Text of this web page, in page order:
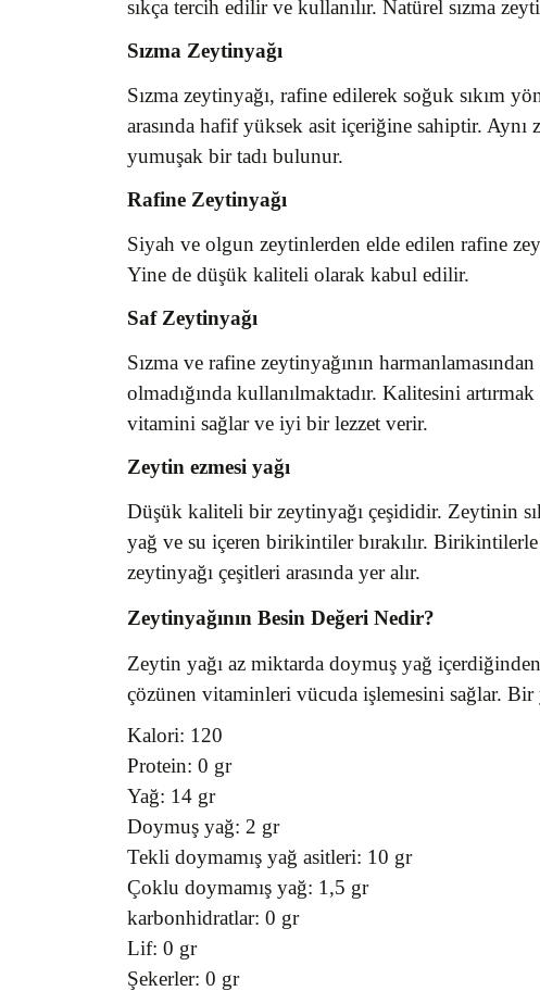
sıkça tercih edilir ve kullanılır. Natürel sızma
Sızma Zeytinyağı
Sızma zeytinyağı, rafine edilerek soğuk sıkım
arasında hafif yüksek asit içeriğine sahiptir. Aynı
yumuşak bir tadı bulunur.
Rafine Zeytinyağı
Siyah ve olgun zeytinlerden elde edilen rafine
Yine de düşük kaliteli olarak kabul edilir.
Saf Zeytinyağı
Sızma ve rafine zeytinyağının
olmadığında kullanılmaktadır. Kalitesini
vitamini sağlar ve iyi bir lezzet verir.
Zeytin ezmesi yağı
Düşük kaliteli bir zeytinyağı çeşididir. Zeytinin
yağ ve su içeren birikintiler bırakılır.
zeytinyağı çeşitleri arasında yer alır.
Zeytinyağının Besin Değeri Nedir?
Zeytin yağı az miktarda doymuş yağ
çözünen vitaminleri vücuda işlemesini sağlar. Bir
Kalori: 120
Protein: 0 gr
Yağ: 14 gr
Doymuş yağ: 2 gr
Tekli doymamış yağ asitleri: 10 gr
Çoklu doymamış yağ: 1,5 gr
karbonhidratlar: 0 gr
Lif: 0 gr
Şekerler: 0 gr